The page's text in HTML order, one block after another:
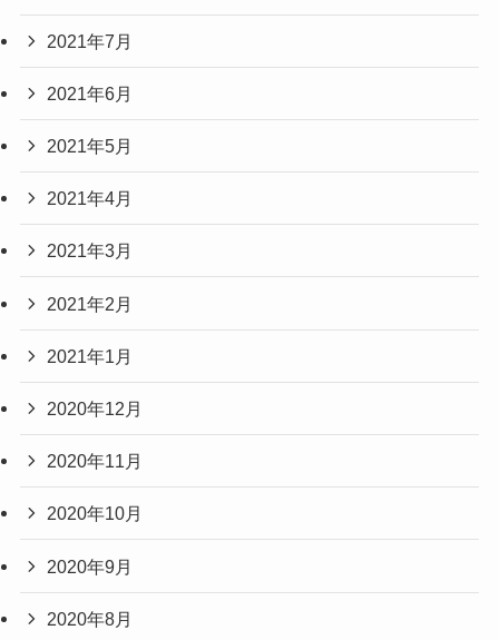
2021年7月
2021年6月
2021年5月
2021年4月
2021年3月
2021年2月
2021年1月
2020年12月
2020年11月
2020年10月
2020年9月
2020年8月